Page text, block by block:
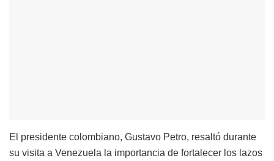
El presidente colombiano, Gustavo Petro, resaltó durante
su visita a Venezuela la importancia de fortalecer los lazos